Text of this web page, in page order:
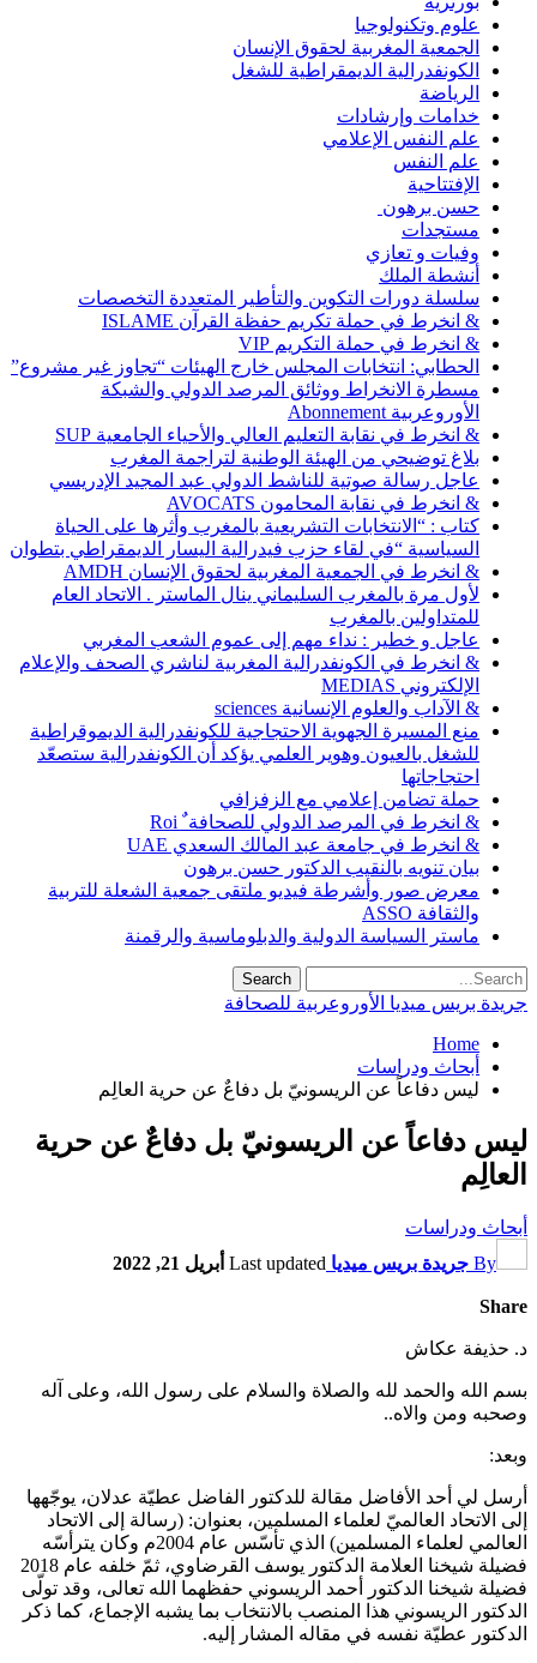
علوم وتكنولوجيا
الجمعية المغربية لحقوق الإنسان
الكونفدرالية الديمقراطية للشغل
الرياضة
خدامات وإرشادات
علم النفس الإعلامي
علم النفس
الإفتتاحية
حسن برهون
مستجدات
وفيات و تعازي
أنشطة الملك
سلسلة دورات التكوين والتأطير المتعددة التخصصات
& انخرط في حملة تكريم حفظة القرآن ISLAME
& انخرط في حملة التكريم VIP
الحطابي: انتخابات المجلس خارج الهيئات “تجاوز غير مشروع”
مسطرة الانخراط ووثائق المرصد الدولي والشبكة
الأوروعربية Abonnement
& انخرط في نقابة التعليم العالي والأحياء الجامعية SUP
بلاغ توضيحي من الهيئة الوطنية لتراجمة المغرب
عاجل رسالة صوتية للناشط الدولي عبد المجيد الإدريسي
& انخرط في نقابة المحامون AVOCATS
كتاب : “الانتخابات التشريعية بالمغرب وأثرها على الحياة
السياسية “في لقاء حزب فيدرالية اليسار الديمقراطي بتطوان
& انخرط في الجمعية المغربية لحقوق الإنسان AMDH
لأول مرة بالمغرب السليماني ينال الماستر . الاتحاد العام
للمتداولين بالمغرب
عاجل و خطير : نداء مهم إلى عموم الشعب المغربي
& انخرط في الكونفدرالية المغربية لناشري الصحف والإعلام
الإلكتروني MEDIAS
& الآداب والعلوم الإنسانية sciences
منع المسيرة الجهوية الاحتجاجية للكونفدرالية الديموقراطية
للشغل بالعيون وهوير العلمي يؤكد أن الكونفدرالية ستصعّد
احتجاجاتها
حملة تضامن إعلامي مع الزفزافي
& انخرط في المرصد الدولي للصحافة ٌ Roi
& انخرط في جامعة عبد المالك السعدي UAE
بيان تنويه بالنقيب الدكتور حسن برهون
معرض صور وأشرطة فيديو ملتقى جمعية الشعلة للتربية
والثقافة ASSO
ماستر السياسة الدولية والدبلوماسية والرقمنة
جريدة بريس ميديا الأوروعربية للصحافة
Home
أبحاث ودراسات
ليس دفاعاً عن الريسونيّ بل دفاعٌ عن حرية العالِم
ليس دفاعاً عن الريسونيّ بل دفاعٌ عن حرية
العالِم
أبحاث ودراسات
By جريدة بريس ميديا Last updated أبريل 21, 2022
Share
د. حذيفة عكاش
بسم الله والحمد لله والصلاة والسلام على رسول الله، وعلى آله
وصحبه ومن والاه..
وبعد:
أرسل لي أحد الأفاضل مقالة للدكتور الفاضل عطيّة عدلان، يوجّهها
إلى الاتحاد العالميّ لعلماء المسلمين، بعنوان: (رسالة إلى الاتحاد
العالمي لعلماء المسلمين) الذي تأسّس عام 2004م وكان يترأسّه
فضيلة شيخنا العلامة الدكتور يوسف القرضاوي، ثمّ خلفه عام 2018
فضيلة شيخنا الدكتور أحمد الريسوني حفظهما الله تعالى، وقد تولّى
الدكتور الريسوني هذا المنصب بالانتخاب بما يشبه الإجماع، كما ذكر
الدكتور عطيّة نفسه في مقاله المشار إليه.